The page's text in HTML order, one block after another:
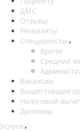
ДМС
Отзывы
Реквизиты
Специалисты
Врачи
Средний
Вакансии
Вышестоящие
Налоговый
Дипломы
Услуги